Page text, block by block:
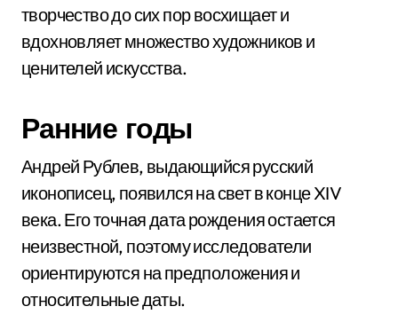
творчество до сих пор восхищает и
вдохновляет множество художников и
ценителей искусства.
Ранние годы
Андрей Рублев, выдающийся русский
иконописец, появился на свет в конце XIV
века. Его точная дата рождения остается
неизвестной, поэтому исследователи
ориентируются на предположения и
относительные даты.